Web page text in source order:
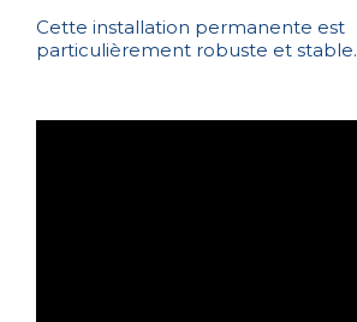
Cette installation permanente est
particulièrement robuste et stable.